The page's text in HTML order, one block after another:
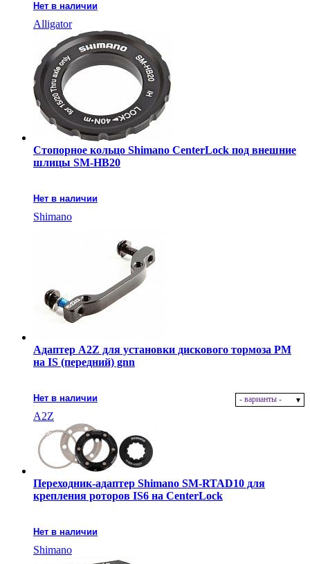
Нет в наличии
Alligator
Стопорное кольцо Shimano CenterLock под внешние
шлицы SM-HB20
Нет в наличии
Shimano
Адаптер A2Z для установки дискового тормоза PM
на IS (передний) gnn
Нет в наличии - варианты -
A2Z
Переходник-адаптер Shimano SM-RTAD10 для
крепления роторов IS6 на CenterLock
Нет в наличии
Shimano